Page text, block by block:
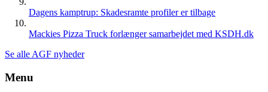
Dagens kamptrup: Skadesramte profiler er tilbage
Mackies Pizza Truck forlænger samarbejdet med KSDH.dk
Se alle AGF nyheder
Menu